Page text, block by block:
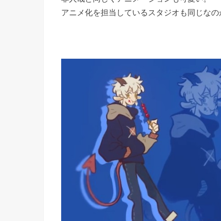
アニメ化を担当しているスタジオも同じなの